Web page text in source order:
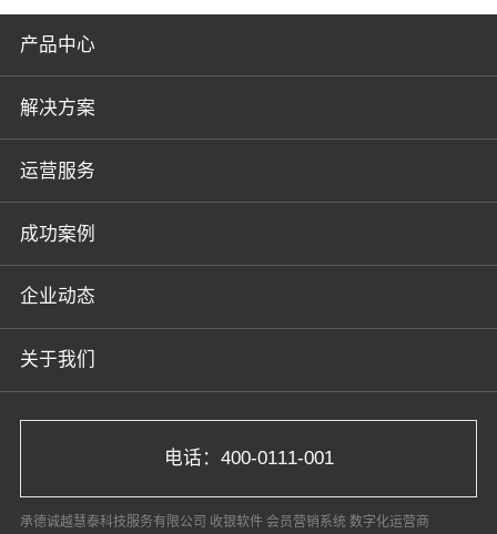
产品中心
解决方案
运营服务
成功案例
企业动态
关于我们
电话：400-0111-001
承德诚越慧泰科技服务有限公司 收银软件 会员营销系统 数字化运营商